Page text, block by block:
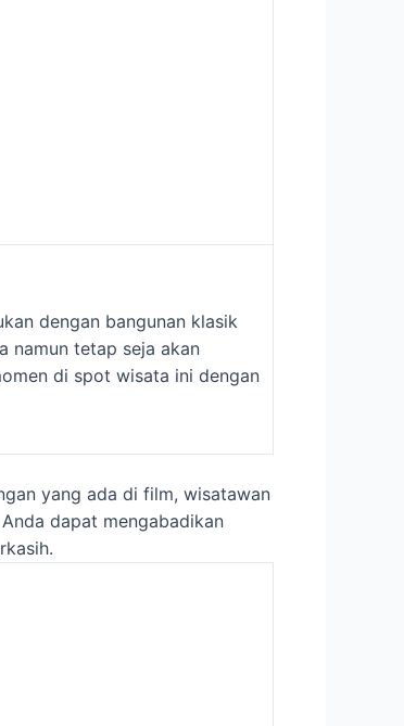
dengan bangunan klasik
namun tetap seja akan
di spot wisata ini dengan
yang ada di film, wisatawan
dapat mengabadikan